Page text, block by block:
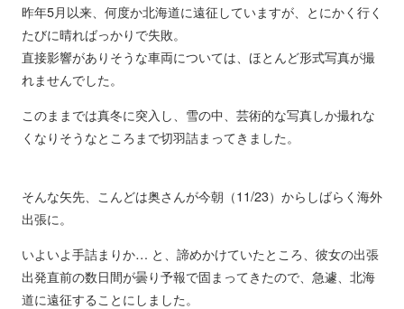
昨年5月以来、何度か北海道に遠征していますが、とにかく行く
たびに晴ればっかりで失敗。
直接影響がありそうな車両については、ほとんど形式写真が撮
れませんでした。
このままでは真冬に突入し、雪の中、芸術的な写真しか撮れな
くなりそうなところまで切羽詰まってきました。
そんな矢先、こんどは奥さんが今朝（11/23）からしばらく海外
出張に。
いよいよ手詰まりか… と、諦めかけていたところ、彼女の出張
出発直前の数日間が曇り予報で固まってきたので、急遽、北海
道に遠征することにしました。